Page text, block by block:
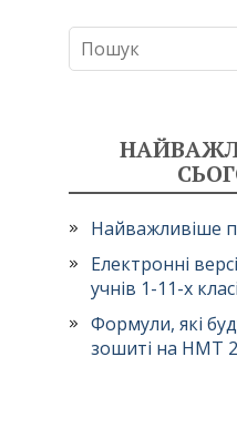
Найважливіше
Електронні
учнів 1-11-х
Формули, які
зошиті на НМТ